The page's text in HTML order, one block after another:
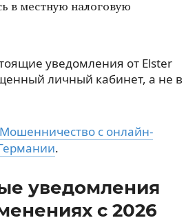
в местную налоговую
уведомления от Elster
личный кабинет, а не в
Мошенничество с онлайн-
.
уведомления
с 2026